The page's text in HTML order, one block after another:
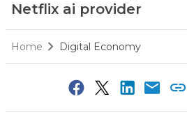
Netflix ai provider
Home Digital Economy